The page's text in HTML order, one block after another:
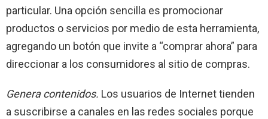
particular. Una opción sencilla es promocionar
productos o servicios por medio de esta herramienta,
agregando un botón que invite a “comprar ahora” para
direccionar a los consumidores al sitio de compras.
Genera contenidos. Los usuarios de Internet tienden
a suscribirse a canales en las redes sociales porque